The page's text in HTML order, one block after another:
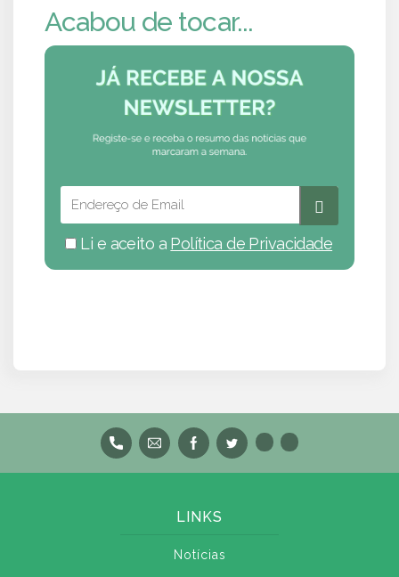
Acabou de tocar...
Li e aceito a Política de Privacidade
LINKS
Notícias